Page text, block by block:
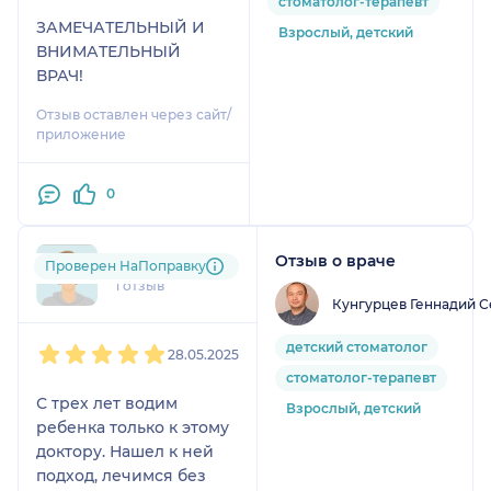
ЗАМЕЧАТЕЛЬНЫЙ И
ВНИМАТЕЛЬНЫЙ
ВРАЧ!
Отзыв оставлен через сайт/
приложение
0
Взрослый, детский
mar....@....ru
1 отзыв
Проверен НаПоправку
28.05.2025
С трех лет водим
ребенка только к этому
доктору. Нашел к ней
подход, лечимся без
Отзыв о враче
Кунгурцев Геннадий
детский стоматолог
стоматолог-терапевт
Взрослый, детский